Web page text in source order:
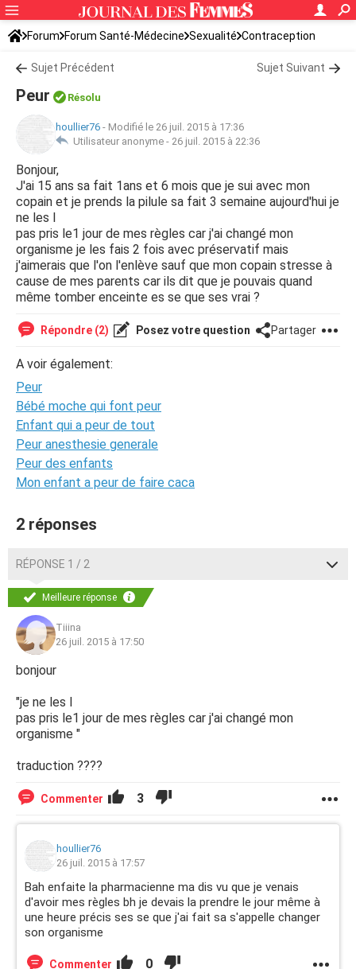
Forum Forum Santé-Médecine Sexualité Contraception
Sujet Précédent Sujet Suivant
Peur Résolu
houllier76 - Modifié le 26 juil. 2015 à 17:36
Utilisateur anonyme - 26 juil. 2015 à 22:36
Bonjour,
J'ai 15 ans sa fait 1ans et 6 mois que je sui avec mon
copain et je prends la pilule sa fait 3 semaine aujourd'hui je
ne les l
pas pris le1 jour de mes règles car j'ai changé mon
organisme je les fais 2 fois avec préservatif mais
j'aimerais que l'on l'enlève sauf que mon copain stresse à
cause de mes parents car ils dit que je pouvais quand
même tomber enceinte es se que ses vrai ?
Répondre (2) Posez votre question Partager
A voir également:
Peur
Bébé moche qui font peur
Enfant qui a peur de tout
Peur anesthesie generale
Peur des enfants
Mon enfant a peur de faire caca
2 réponses
RÉPONSE 1 / 2
Meilleure réponse
Tiiina
26 juil. 2015 à 17:50
bonjour
"je ne les l
pas pris le1 jour de mes règles car j'ai changé mon
organisme "
traduction ????
Commenter 3
houllier76
26 juil. 2015 à 17:57
Bah enfaite la pharmacienne ma dis vu que je venais
d'avoir mes règles bh je devais la prendre le jour même à
une heure précis ses se que j'ai fait sa s'appelle changer
son organisme
Commenter 0